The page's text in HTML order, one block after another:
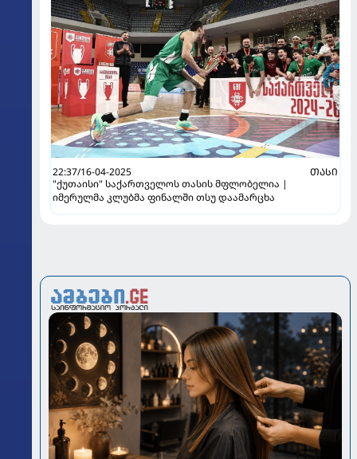
22:37/16-04-2025
ᲗᲐᲡᲘ
"ქუთაისი" საქართველოს თასის მფლობელია |
იმერულმა კლუბმა ფინალში თსუ დაამარცხა